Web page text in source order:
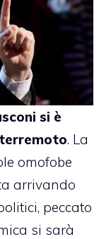
si è
. La
omofobe
arrivando
peccato
si sarà